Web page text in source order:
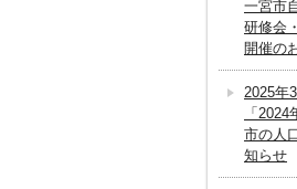
一宮市
研修会
開催の
2025年
「
市の人
知らせ